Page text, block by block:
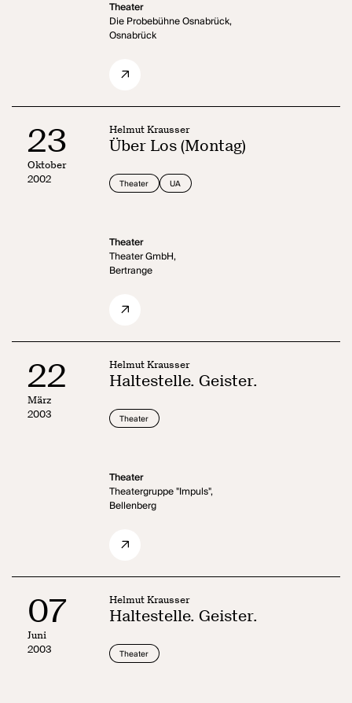
Theater
Die Probebühne Osnabrück,
Osnabrück
23
Oktober
2002
Helmut Krausser
Über Los (Montag)
Theater UA
Theater
Theater GmbH,
Bertrange
22
März
2003
Helmut Krausser
Haltestelle. Geister.
Theater
Theater
Theatergruppe "Impuls",
Bellenberg
07
Juni
2003
Helmut Krausser
Haltestelle. Geister.
Theater